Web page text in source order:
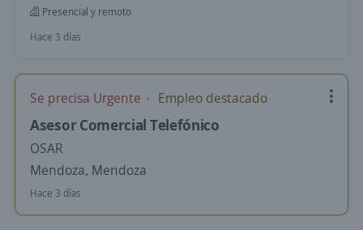
Presencial y remoto
Hace 3 días
Se precisa Urgente Empleo destacado
Asesor Comercial Telefónico
OSAR
Mendoza, Mendoza
Hace 3 días